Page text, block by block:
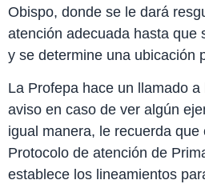
Obispo, donde se le dará
atención adecuada hasta que
y se determine una ubicación
La Profepa hace un llamado
aviso en caso de ver algún
igual manera, le recuerda que
Protocolo de atención de
establece los lineamientos